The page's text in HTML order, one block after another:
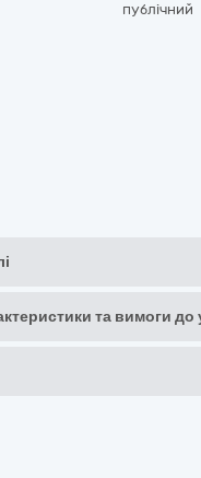
публічний
та вимоги